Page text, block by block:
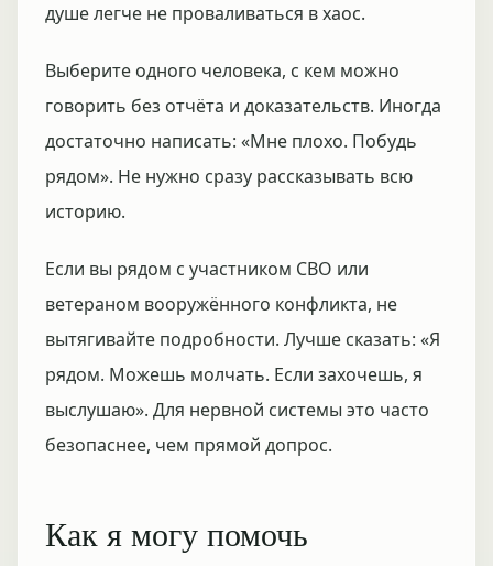
душе легче не проваливаться в хаос.
Выберите одного человека, с кем можно
говорить без отчёта и доказательств. Иногда
достаточно написать: «Мне плохо. Побудь
рядом». Не нужно сразу рассказывать всю
историю.
Если вы рядом с участником СВО или
ветераном вооружённого конфликта, не
вытягивайте подробности. Лучше сказать: «Я
рядом. Можешь молчать. Если захочешь, я
выслушаю». Для нервной системы это часто
безопаснее, чем прямой допрос.
Как я могу помочь